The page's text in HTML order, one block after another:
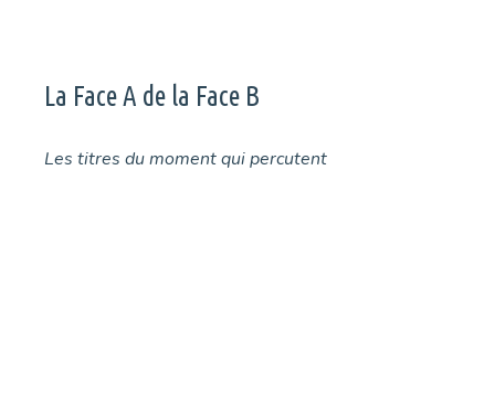
La Face A de la Face B
Les titres du moment qui percutent